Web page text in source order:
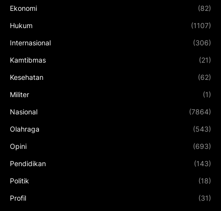
Ekonomi (82)
Hukum (1107)
Internasional (306)
Kamtibmas (21)
Kesehatan (62)
Militer (1)
Nasional (7864)
Olahraga (543)
Opini (693)
Pendidikan (143)
Politik (18)
Profil (31)